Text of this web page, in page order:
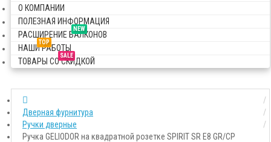
О КОМПАНИИ
ПОЛЕЗНАЯ ИНФОРМАЦИЯ
NEW
РАСШИРЕНИЕ БАЛКОНОВ
TOP
НАШИ РАБОТЫ
SALE
ТОВАРЫ СО СКИДКОЙ
Дверная фурнитура
Ручки дверные
Ручка GELIODOR на квадратной розетке SPIRIT SR E8 GR/CP